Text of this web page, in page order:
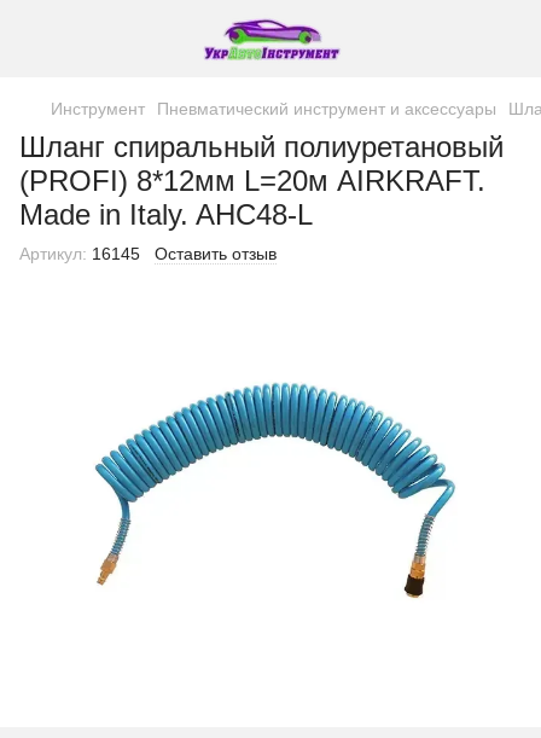
Инструмент Пневматический инструмент и аксессуары
Шланг спиральный полиуретановый
(PROFI) 8*12мм L=20м AIRKRAFT.
Made in Italy. AHC48-L
Артикул: 16145 Оставить отзыв